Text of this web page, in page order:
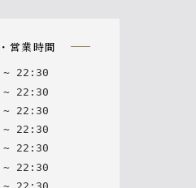
・営業時間
~ 22 : 30
~ 22 : 30
~ 22 : 30
~ 22 : 30
~ 22 : 30
~ 22 : 30